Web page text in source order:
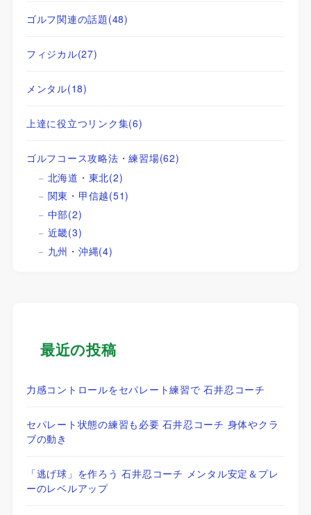
ゴルフ関連の話題(48)
フィジカル(27)
メンタル(18)
上達に役立つリンク集(6)
ゴルフコース攻略法・練習場(62)
北海道・東北(2)
関東・甲信越(51)
中部(2)
近畿(3)
九州・沖縄(4)
最近の投稿
力感コントロールをセパレート練習で 石井忍コーチ
セパレート状態の練習も必要 石井忍コーチ 身体やクラ
ブの動き
「逃げ球」を作ろう 石井忍コーチ メンタル安定＆プレ
ーのレベルアップ